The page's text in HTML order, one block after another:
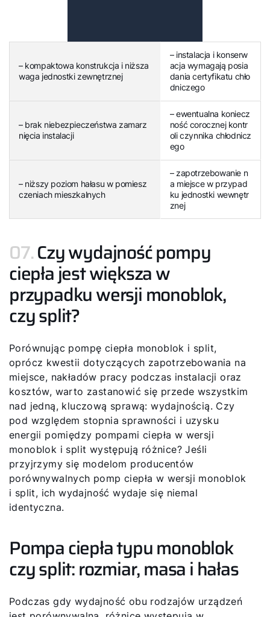
– kompaktowa konstrukcja i niższa
waga jednostki zewnętrznej
– instalacja i konserw
acja wymagają posia
dania certyfikatu chło
dniczego
– brak niebezpieczeństwa zamarz
nięcia instalacji
– ewentualna koniecz
ność corocznej kontr
oli czynnika chłodnicz
ego
– niższy poziom hałasu w pomiesz
czeniach mieszkalnych
– zapotrzebowanie n
a miejsce w przypad
ku jednostki wewnętr
znej
07.Czy wydajność pompy
ciepła jest większa w
przypadku wersji monoblok,
czy split?
Porównując pompę ciepła monoblok i split,
oprócz kwestii dotyczących zapotrzebowania na
miejsce, nakładów pracy podczas instalacji oraz
kosztów, warto zastanowić się przede wszystkim
nad jedną, kluczową sprawą: wydajnością. Czy
pod względem stopnia sprawności i uzysku
energii pomiędzy pompami ciepła w wersji
monoblok i split występują różnice? Jeśli
przyjrzymy się modelom producentów
porównywalnych pomp ciepła w wersji monoblok
i split, ich wydajność wydaje się niemal
identyczna.
Pompa ciepła typu monoblok
czy split: rozmiar, masa i hałas
Podczas gdy wydajność obu rodzajów urządzeń